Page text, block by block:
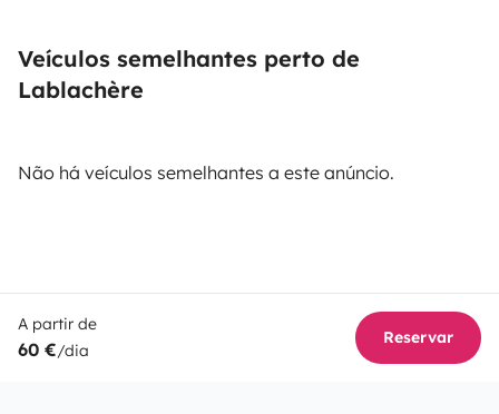
Veículos semelhantes perto de
Lablachère
Não há veículos semelhantes a este anúncio.
A partir de
60 €/dia
Reservar